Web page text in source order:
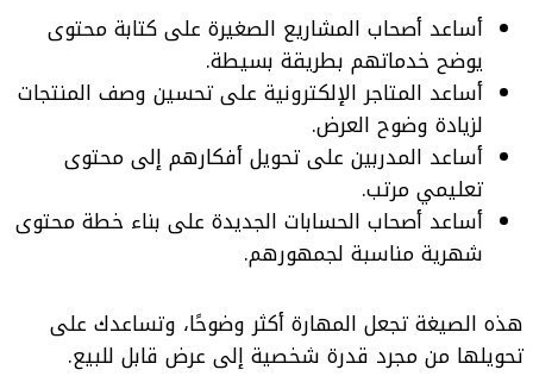
أساعد أصحاب المشاريع الصغيرة على كتابة محتوى
يوضح خدماتهم بطريقة بسيطة.
أساعد المتاجر الإلكترونية على تحسين وصف المنتجات
لزيادة وضوح العرض.
أساعد المدربين على تحويل أفكارهم إلى محتوى
تعليمي مرتب.
أساعد أصحاب الحسابات الجديدة على بناء خطة محتوى
شهرية مناسبة لجمهورهم.
هذه الصيغة تجعل المهارة أكثر وضوحًا، وتساعدك على
تحويلها من مجرد قدرة شخصية إلى عرض قابل للبيع.